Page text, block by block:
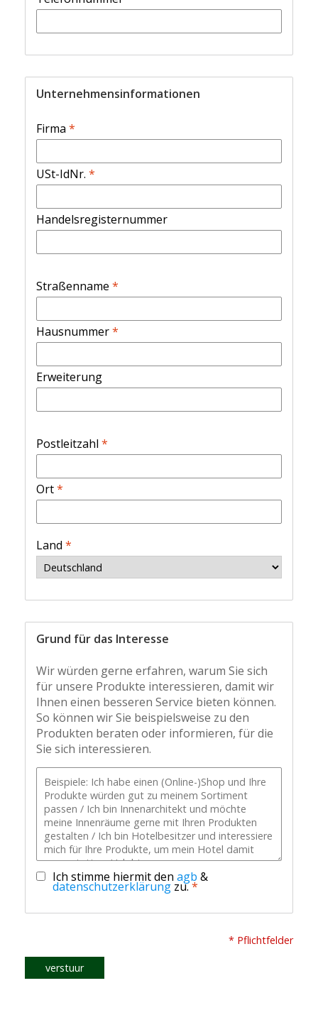
Unternehmensinformationen
Firma *
USt-IdNr. *
Handelsregisternummer
Straßenname *
Hausnummer*
Erweiterung
Postleitzahl *
Ort*
Land *
Grund für das Interesse
Wir würden gerne erfahren, warum Sie sich
für unsere Produkte interessieren, damit wir
Ihnen einen besseren Service bieten können.
So können wir Sie beispielsweise zu den
Produkten beraten oder informieren, für die
Sie sich interessieren.
Ich stimme hiermit den agb &
datenschutzerklärung zu.*
* Pflichtfelder
verstuur